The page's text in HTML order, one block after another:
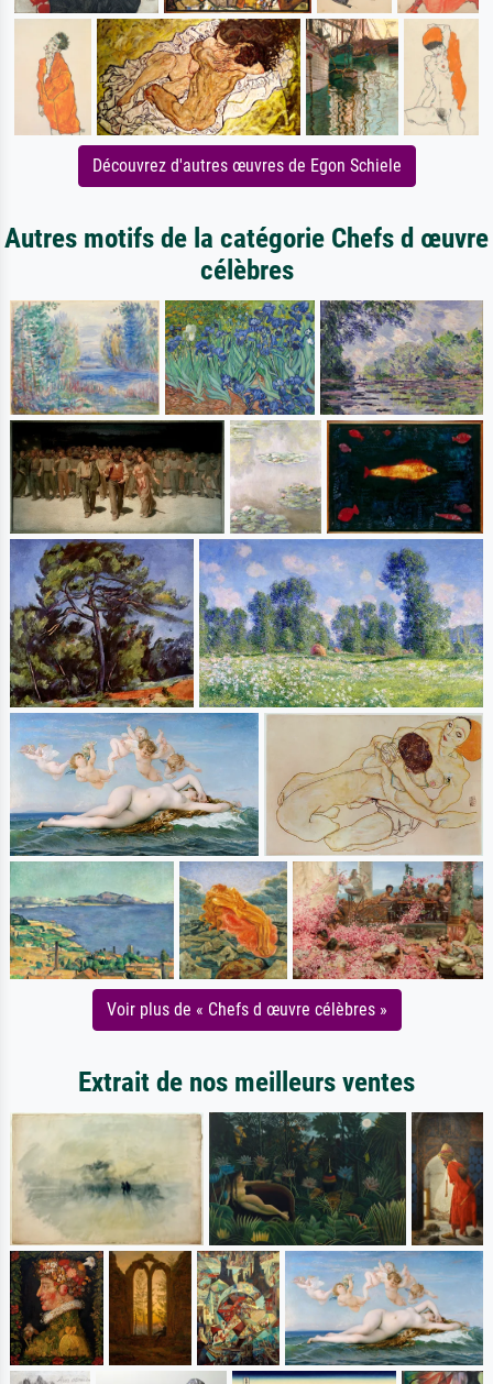
Découvrez d'autres œuvres de Egon Schiele
Autres motifs de la catégorie Chefs d œuvre
célèbres
Voir plus de « Chefs d œuvre célèbres »
Extrait de nos meilleurs ventes